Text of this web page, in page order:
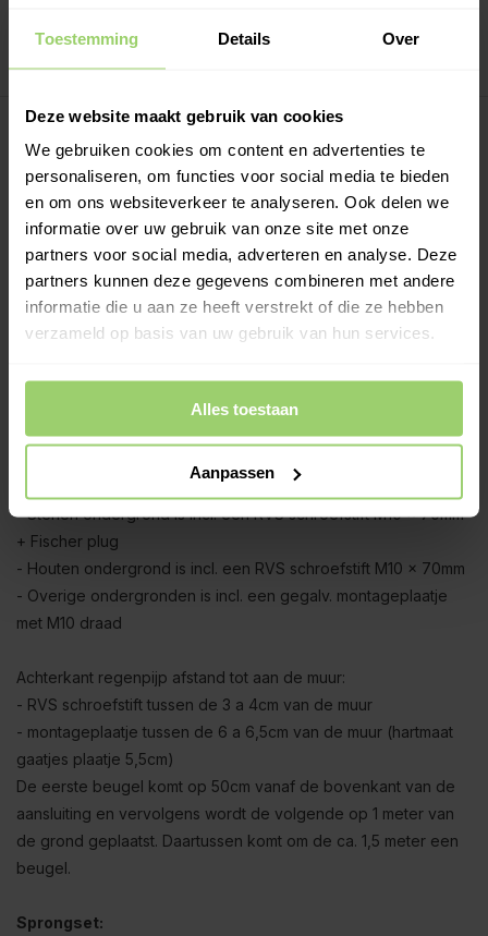
Toestemming Details Over
Deze website maakt gebruik van cookies
We gebruiken cookies om content en advertenties te
personaliseren, om functies voor social media te bieden
en om ons websiteverkeer te analyseren. Ook delen we
informatie over uw gebruik van onze site met onze
partners voor social media, adverteren en analyse. Deze
partners kunnen deze gegevens combineren met andere
informatie die u aan ze heeft verstrekt of die ze hebben
verzameld op basis van uw gebruik van hun services.
Alles toestaan
Aanpassen
Meer dan 10 jaar tevreden shoppers!
Beschrijving
Regenpijp lengtes:
Regenpijpen worden eenvoudig in elkaar geschoven. Per
deel wordt deze ca 5 a 10cm in de onderliggen buis
geschoven. Om die reden is bijvoorbeeld de 4,95 meter set (1
x 3 meter + 1 x 2 meter) ca. 5cm korter na montage.
De regenpijp wordt geleverd inclusiefzinkenbeugels met
RVS schroefoog en zinken dubbele overschuifwrong (de
wrong zorgt voor traditioneel uiterlijk).
- Stenen ondergrond is incl. een RVS schroefstift M10 x 70mm
+ Fischer plug
- Houten ondergrond is incl. een RVS schroefstift M10 x 70mm
- Overige ondergronden is incl. een gegalv. montageplaatje
met M10 draad
Achterkant regenpijp afstand tot aan de muur:
- RVS schroefstift tussen de 3 a 4cm van de muur
- montageplaatje tussen de 6 a 6,5cm van de muur (hartmaat
gaatjes plaatje 5,5cm)
De eerste beugel komt op 50cm vanaf de bovenkant van de
aansluiting en vervolgens wordt de volgende op 1 meter van
de grond geplaatst. Daartussen komt om de ca. 1,5 meter een
beugel.
Sprongset: